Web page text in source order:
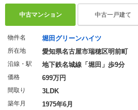
中古マンション 中古一戸建て
物件名 堀田グリーンハイツ
所在地 愛知県名古屋市瑞穂区明前町
沿線・駅 地下鉄名城線「堀田」歩9分
価格 699万円
間取り 3LDK
築年月 1975年6月